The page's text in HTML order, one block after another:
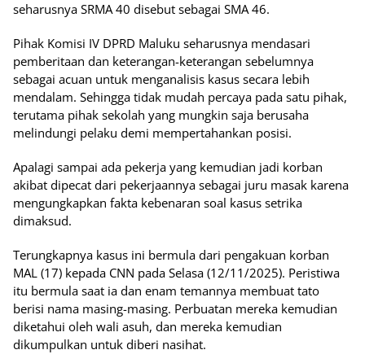
seharusnya SRMA 40 disebut sebagai SMA 46.
Pihak Komisi IV DPRD Maluku seharusnya mendasari
pemberitaan dan keterangan-keterangan sebelumnya
sebagai acuan untuk menganalisis kasus secara lebih
mendalam. Sehingga tidak mudah percaya pada satu pihak,
terutama pihak sekolah yang mungkin saja berusaha
melindungi pelaku demi mempertahankan posisi.
Apalagi sampai ada pekerja yang kemudian jadi korban
akibat dipecat dari pekerjaannya sebagai juru masak karena
mengungkapkan fakta kebenaran soal kasus setrika
dimaksud.
Terungkapnya kasus ini bermula dari pengakuan korban
MAL (17) kepada CNN pada Selasa (12/11/2025). Peristiwa
itu bermula saat ia dan enam temannya membuat tato
berisi nama masing-masing. Perbuatan mereka kemudian
diketahui oleh wali asuh, dan mereka kemudian
dikumpulkan untuk diberi nasihat.